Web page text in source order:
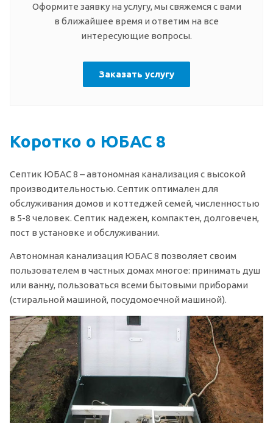
Оформите заявку на услугу, мы свяжемся с вами
в ближайшее время и ответим на все
интересующие вопросы.
Заказать услугу
Коротко о ЮБАС 8
Септик ЮБАС 8 – автономная канализация с высокой
производительностью. Септик оптимален для
обслуживания домов и коттеджей семей, численностью
в 5-8 человек. Септик надежен, компактен, долговечен,
пост в установке и обслуживании.
Автономная канализация ЮБАС 8 позволяет своим
пользователем в частных домах многое: принимать душ
или ванну, пользоваться всеми бытовыми приборами
(стиральной машиной, посудомоечной машиной).